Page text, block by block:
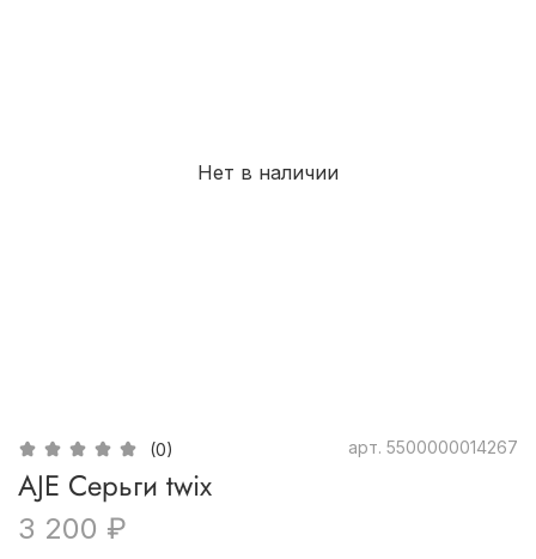
Нет в наличии
(0) арт. 5500000014267
AJE Серьги twix
3 200 ₽